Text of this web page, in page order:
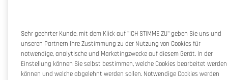
Sehr geehrter Kunde, mit dem Klick auf "ICH STIMME ZU" geben Sie uns und
unseren Partnern Ihre Zustimmung zu der Nutzung von Cookies für
notwendige, analytische und Marketingzwecke auf diesem Gerät. In der
Einstellung können Sie selbst bestimmen, welche Cookies bearbeitet werden
können und welche abgelehnt werden sollen. Notwendige Cookies werden